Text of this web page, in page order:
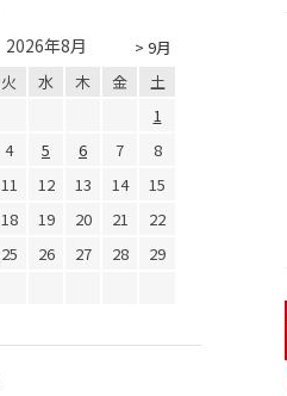
> 9月
2026年8月
火 水 木 金
土
1
4 5 6 7
8
11 12 13 14
15
18 19 20 21
22
25 26 27 28
29